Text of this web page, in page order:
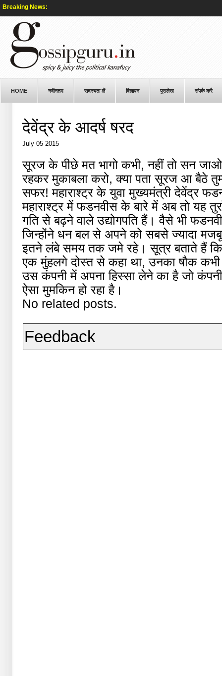
Breaking News:
HOME नवीनतम सदस्यता लें विज्ञापन पुरालेख संपर्क करै
देवेंद्र के आदर्ष षरद
July 05 2015
सूरज के पीछे मत भागो कभी, नहीं तो सन
रहकर मुकाबला करो, क्या पता सूरज आ बैठे
सफर! महाराश्ट्र के युवा मुख्यमंत्री देवेंद्र
महाराश्ट्र में फडनवीस के बारे में अब तो यह
गति से बढ़ने वाले उद्योगपति हैं। वैसे भी
जिन्होंने धन बल से अपने को सबसे ज्यादा
इतने लंबे समय तक जमे रहे। सूत्र बताते हैं
एक मुंहलगे दोस्त से कहा था, उनका षौक कभी
उस कंपनी में अपना हिस्सा लेने का है जो कंपनी
ऐसा मुमकिन हो रहा है।
No related posts.
Feedback